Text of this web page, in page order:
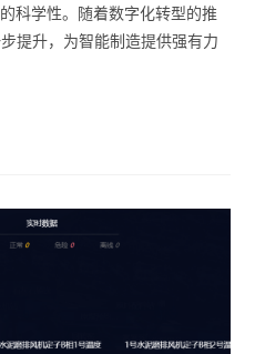
科学性。随着数字化转型的推
提升，为智能制造提供强有力